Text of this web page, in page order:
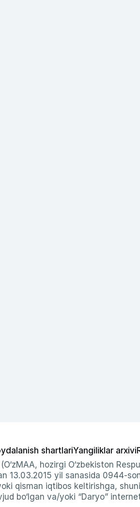
shartlariYangiliklar arxivi
hozirgi O‘zbekiston
13.03.2015 yil sanasida 0944-
qisman iqtibos keltirishga,
bo‘lgan va/yoki “Daryo”